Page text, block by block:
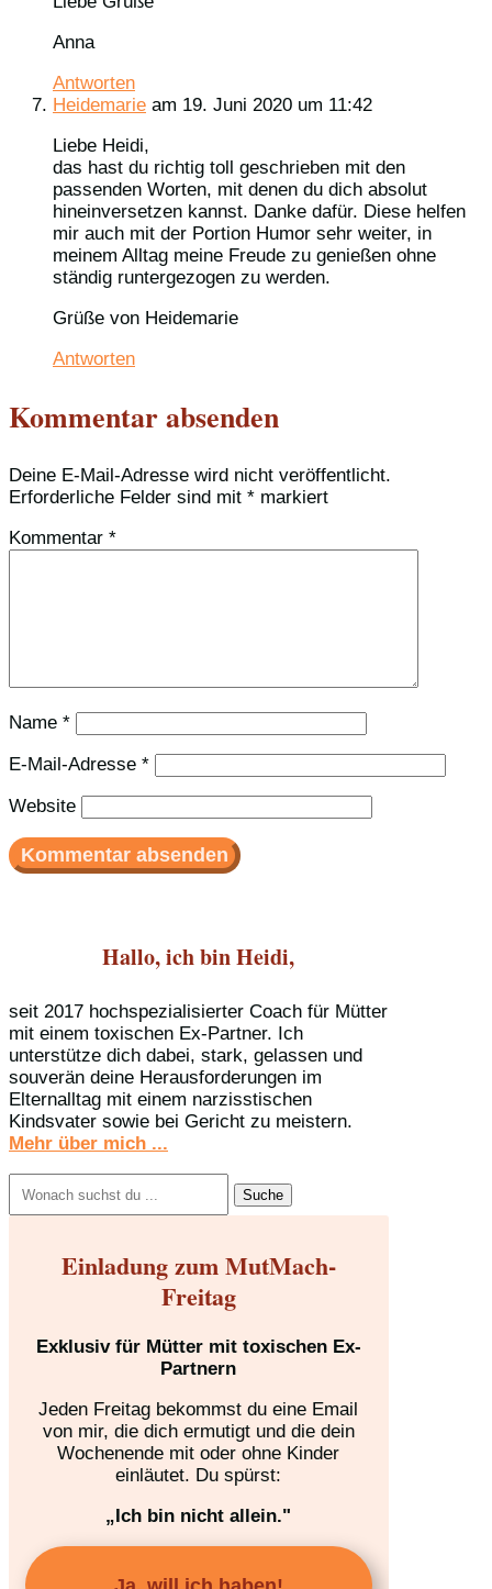
Anna
Antworten
Heidemarie am 19. Juni 2020 um 11:42
Liebe Heidi,
das hast du richtig toll geschrieben mit den
passenden Worten, mit denen du dich absolut
hineinversetzen kannst. Danke dafür. Diese helfen
mir auch mit der Portion Humor sehr weiter, in
meinem Alltag meine Freude zu genießen ohne
ständig runtergezogen zu werden.
Grüße von Heidemarie
Antworten
Kommentar absenden
Deine E-Mail-Adresse wird nicht veröffentlicht.
Erforderliche Felder sind mit * markiert
Kommentar *
Name *
E-Mail-Adresse *
Website
Hallo, ich bin Heidi,
seit 2017 hochspezialisierter Coach für Mütter
mit einem toxischen Ex-Partner. Ich
unterstütze dich dabei, stark, gelassen und
souverän deine Herausforderungen im
Elternalltag mit einem narzisstischen
Kindsvater sowie bei Gericht zu meistern.
Mehr über mich ...
nach:
Einladung zum MutMach-
Freitag
Exklusiv für Mütter mit toxischen Ex-
Partnern
Jeden Freitag bekommst du eine Email
von mir, die dich ermutigt und die dein
Wochenende mit oder ohne Kinder
einläutet. Du spürst:
„Ich bin nicht allein."